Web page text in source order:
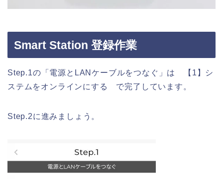
Smart Station 登録作業
Step.1の「電源とLANケーブルをつなぐ」は 【1】シ
ステムをオンラインにする で完了しています。
Step.2に進みましょう。